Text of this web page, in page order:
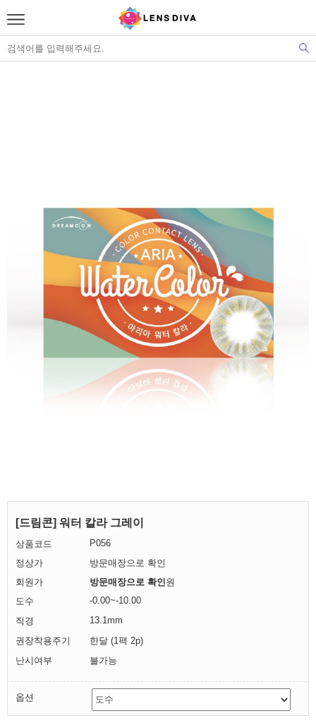
[드림콘] 워터 칼라 그레이
상품코드
P056
정상가
방문매장으로 확인
회원가
방문매장으로 확인원
도수
-0.00~-10.00
직경
13.1mm
권장착용주기
한달 (1팩 2p)
난시여부
불가능
옵션